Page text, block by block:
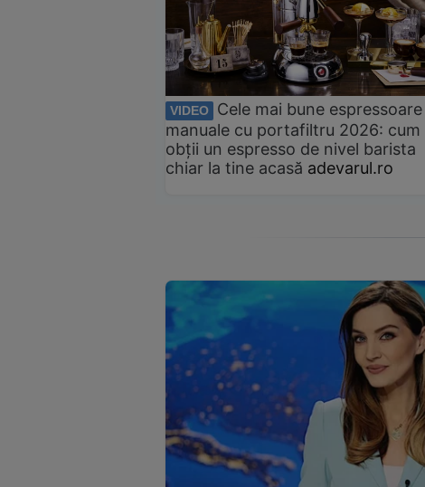
VIDEO
Cele mai bune espressoare
manuale cu portafiltru 2026: cum
obții un espresso de nivel barista
chiar la tine acasă adevarul.ro